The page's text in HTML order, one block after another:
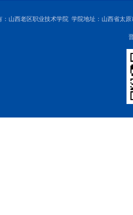
：山西老区职业技术学院 学院地址：山西省太